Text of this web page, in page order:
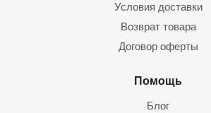
Условия доставки
Возврат товара
Договор оферты
Помощь
Блог